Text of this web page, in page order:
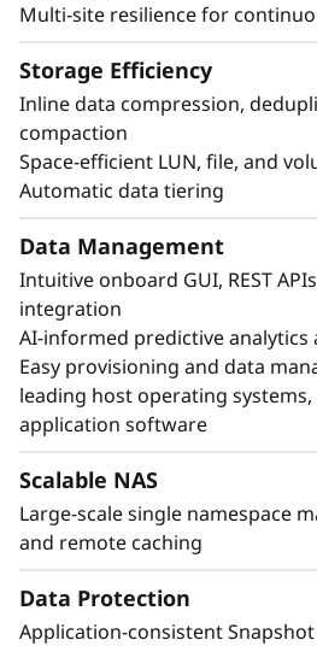
Protección avanzada de
El anti-ransomware líder del
información sensible in-situ y
Autenticación de múltiples
de acceso basados en
Protección autónoma
Simplifique las copias de
recuperación con
consecuente con la
Logre continuidad de la
recuperación de
de datos y nulo tiempo de
Multi-site resilience for
Storage Efficiency
Inline data compression,
compaction
Space-efficient LUN, file, and
Automatic data tiering
Data Management
Intuitive onboard GUI, REST
integration
AI-informed predictive analytics
Easy provisioning and data
leading host operating
application software
Scalable NAS
Large-scale single namespace
and remote caching
Data Protection
Application-consistent